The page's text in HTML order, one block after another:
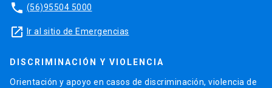
phone (56)95504 5000
launch Ir al sitio de Emergencias
DISCRIMINACIÓN Y VIOLENCIA
Orientación y apoyo en casos de discriminación, violencia de